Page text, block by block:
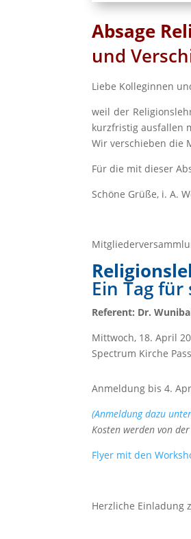
Absage
und
Liebe Kolleginnen
weil der
kurzfristig ausfallen
Wir verschieben die
Für die mit dieser
Schöne Grüße, i. A.
Ein Tag
Referent: Dr.
Mittwoch, 18. April
Spectrum Kirche
Anmeldung bis 4.
(Anmeldung dazu
Kosten werden von
Flyer mit den
Herzliche Einladung